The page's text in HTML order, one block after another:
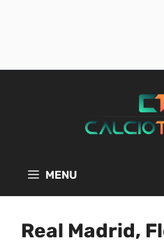
MENU
Real Madrid,